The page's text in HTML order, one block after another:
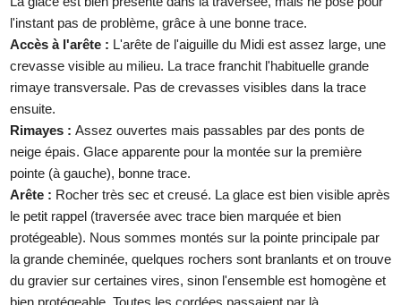
l'instant pas de problème, grâce à une bonne trace.
Accès à l'arête : L'arête de l'aiguille du Midi est assez large, une
crevasse visible au milieu. La trace franchit l'habituelle grande
rimaye transversale. Pas de crevasses visibles dans la trace
ensuite.
Rimayes : Assez ouvertes mais passables par des ponts de
neige épais. Glace apparente pour la montée sur la première
pointe (à gauche), bonne trace.
Arête : Rocher très sec et creusé. La glace est bien visible après
le petit rappel (traversée avec trace bien marquée et bien
protégeable). Nous sommes montés sur la pointe principale par
la grande cheminée, quelques rochers sont branlants et on trouve
du gravier sur certaines vires, sinon l'ensemble est homogène et